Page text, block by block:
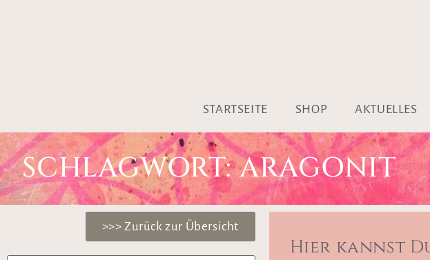
STARTSEITE SHOP AKTUELLES
SCHLAGWORT: ARAGONIT
>>> Zurück zur Übersicht
Hier kannst